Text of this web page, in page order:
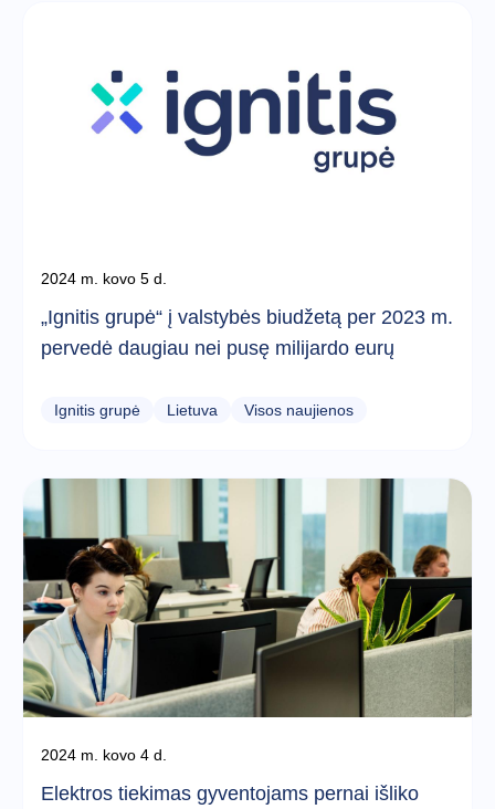
2024 m. kovo 5 d.
„Ignitis grupė“ į valstybės biudžetą per 2023 m.
pervedė daugiau nei pusę milijardo eurų
Ignitis grupė Lietuva Visos naujienos
2024 m. kovo 4 d.
Elektros tiekimas gyventojams pernai išliko